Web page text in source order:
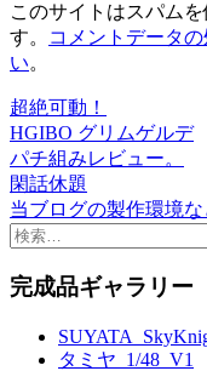
このサイトはスパム
す。
コメントデータ
い。
投
稿
ナ
ビ
ゲ
ー
超絶可動！
HGIBO グリムゲルデ
パチ組みレビュー。
閑話休題
当ブログの製作環境な
検
完成品ギャラリー
タミヤ_1/48_V1